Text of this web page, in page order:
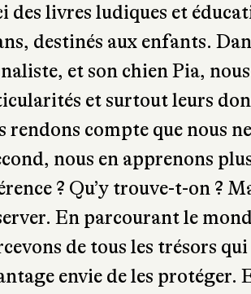
des livres ludiques et
destinés aux enfants.
et son chien Pia,
et surtout leurs
rendons compte que nous
nous en apprenons
? Qu’y trouve-t-on ?
En parcourant le
de tous les trésors
envie de les protéger.